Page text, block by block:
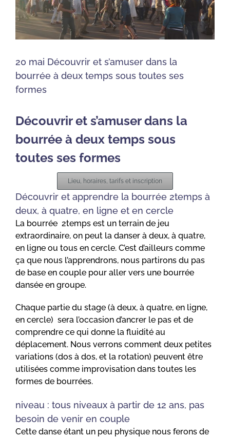
20 mai Découvrir et s’amuser dans la
bourrée à deux temps sous toutes ses
formes
Découvrir et s’amuser dans la
bourrée à deux temps sous
toutes ses formes
Lieu, horaires, tarifs et inscription
Découvrir et apprendre la bourrée 2temps à
deux, à quatre, en ligne et en cercle
La bourrée 2temps est un terrain de jeu
extraordinaire, on peut la danser à deux, à quatre,
en ligne ou tous en cercle. C’est d’ailleurs comme
ça que nous l’apprendrons, nous partirons du pas
de base en couple pour aller vers une bourrée
dansée en groupe.
Chaque partie du stage (à deux, à quatre, en ligne,
en cercle) sera l’occasion d’ancrer le pas et de
comprendre ce qui donne la fluidité au
déplacement. Nous verrons comment deux petites
variations (dos à dos, et la rotation) peuvent être
utilisées comme improvisation dans toutes les
formes de bourrées.
niveau : tous niveaux à partir de 12 ans, pas
besoin de venir en couple
Cette danse étant un peu physique nous ferons de